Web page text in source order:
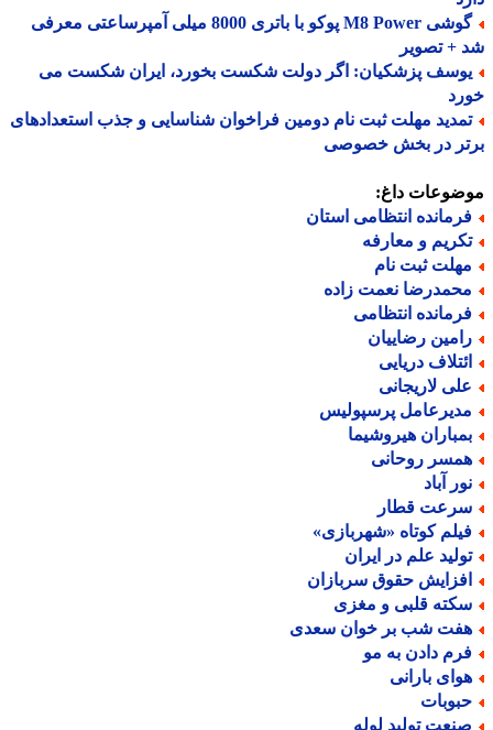
گوشی M8 Power پوکو با باتری 8000 میلی آمپرساعتی معرفی
+ تصویر
پزشکیان: اگر دولت شکست بخورد، ایران شکست می
مهلت ثبت نام دومین فراخوان شناسایی و جذب استعدادهای
در بخش خصوصی
داغ:
انتظامی استان
و معارفه
ثبت نام
نعمت زاده
انتظامی
رضاییان
دریایی
لاریجانی
پرسپولیس
هیروشیما
روحانی
آباد
قطار
کوتاه «شهربازی»
علم در ایران
حقوق سربازان
قلبی و مغزی
شب بر خوان سعدی
دادن به مو
بارانی
تولید لوله